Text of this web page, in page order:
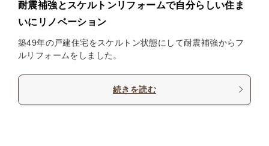
耐震補強とスケルトンリフォームで自分らしい住ま
いにリノベーション
築49年の戸建住宅をスケルトン状態にして耐震補強からフ
ルリフォームをしました。
続きを読む